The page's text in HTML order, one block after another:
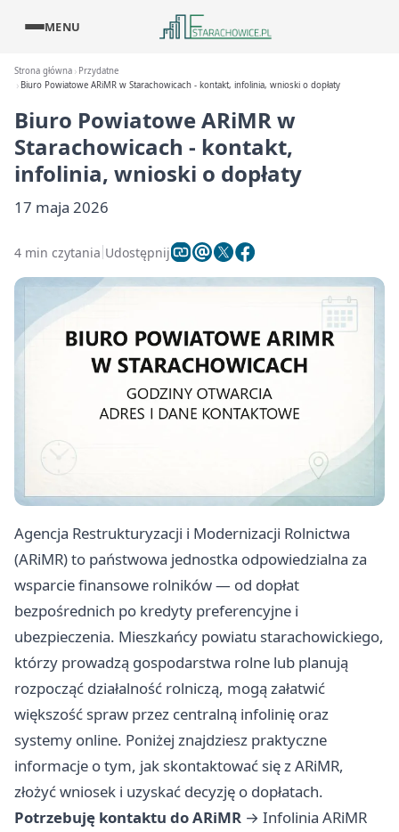
MENU
Strona główna
Przydatne
Biuro Powiatowe ARiMR w Starachowicach - kontakt, infolinia, wnioski o dopłaty
Biuro Powiatowe ARiMR w
Starachowicach - kontakt,
infolinia, wnioski o dopłaty
17 maja 2026
4 min czytania Udostępnij
Agencja Restrukturyzacji i Modernizacji Rolnictwa
(ARiMR) to państwowa jednostka odpowiedzialna za
wsparcie finansowe rolników — od dopłat
bezpośrednich po kredyty preferencyjne i
ubezpieczenia. Mieszkańcy powiatu starachowickiego,
którzy prowadzą gospodarstwa rolne lub planują
rozpocząć działalność rolniczą, mogą załatwić
większość spraw przez centralną infolinię oraz
systemy online. Poniżej znajdziesz praktyczne
informacje o tym, jak skontaktować się z ARiMR,
złożyć wniosek i uzyskać decyzję o dopłatach.
Potrzebuję kontaktu do ARiMR → Infolinia ARiMR